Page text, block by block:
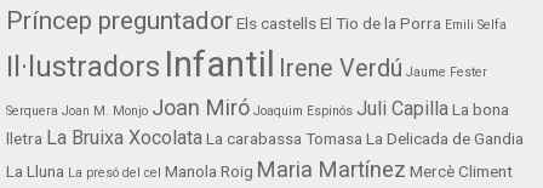
Príncep preguntadorEls castellsEl Tio de la Porra Emili Selfa
Il·lustradors Infantil Irene Verdú Jaume Fester
Serquera Joan M. Monjo Joan Miró Joaquim Espinós Juli CapillaLa bona
lletra La Bruixa XocolataLa carabassa Tomasa La Delicada de Gandia
La Lluna La presó del cel Manola Roig Maria Martínez Mercè Climent